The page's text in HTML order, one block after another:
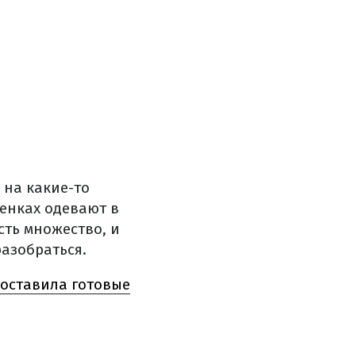
какие-то
одевают в
множество, и
готовые